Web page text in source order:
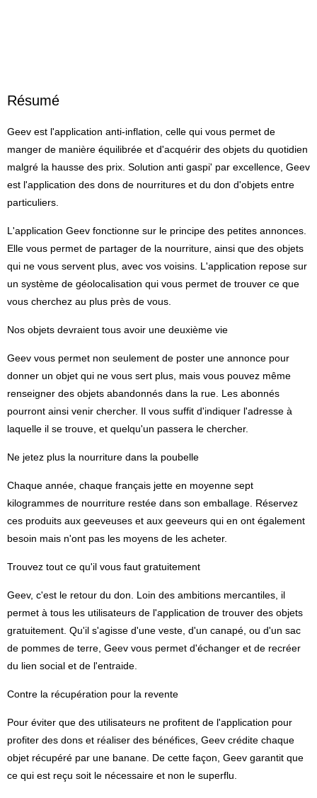
Résumé
Geev est l'application anti-inflation, celle qui vous permet de
manger de manière équilibrée et d'acquérir des objets du quotidien
malgré la hausse des prix. Solution anti gaspi' par excellence, Geev
est l'application des dons de nourritures et du don d'objets entre
particuliers.
L'application Geev fonctionne sur le principe des petites annonces.
Elle vous permet de partager de la nourriture, ainsi que des objets
qui ne vous servent plus, avec vos voisins. L'application repose sur
un système de géolocalisation qui vous permet de trouver ce que
vous cherchez au plus près de vous.
Nos objets devraient tous avoir une deuxième vie
Geev vous permet non seulement de poster une annonce pour
donner un objet qui ne vous sert plus, mais vous pouvez même
renseigner des objets abandonnés dans la rue. Les abonnés
pourront ainsi venir chercher. Il vous suffit d'indiquer l'adresse à
laquelle il se trouve, et quelqu'un passera le chercher.
Ne jetez plus la nourriture dans la poubelle
Chaque année, chaque français jette en moyenne sept
kilogrammes de nourriture restée dans son emballage. Réservez
ces produits aux geeveuses et aux geeveurs qui en ont également
besoin mais n'ont pas les moyens de les acheter.
Trouvez tout ce qu'il vous faut gratuitement
Geev, c'est le retour du don. Loin des ambitions mercantiles, il
permet à tous les utilisateurs de l'application de trouver des objets
gratuitement. Qu'il s'agisse d'une veste, d'un canapé, ou d'un sac
de pommes de terre, Geev vous permet d'échanger et de recréer
du lien social et de l'entraide.
Contre la récupération pour la revente
Pour éviter que des utilisateurs ne profitent de l'application pour
profiter des dons et réaliser des bénéfices, Geev crédite chaque
objet récupéré par une banane. De cette façon, Geev garantit que
ce qui est reçu soit le nécessaire et non le superflu.